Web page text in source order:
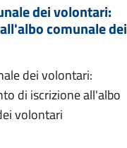
dei volontari:
comunale dei
dei volontari:
di iscrizione all'albo
volontari